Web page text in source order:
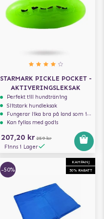
STARMARK PICKLE POCKET -
AKTIVERINGSLEKSAK
Perfekt till hundträning
Slitstark hundleksak
Fungerar lika bra på land som i vatten
Kan fyllas med godis
207,20 kr 259 kr
Finns i Lager
KAMPANJ
50% RABATT
-50%